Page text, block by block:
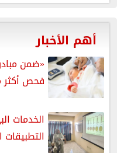
أهم الأخبار
«ضمن
فحص أكثر من 10 ملايين
الخدمات